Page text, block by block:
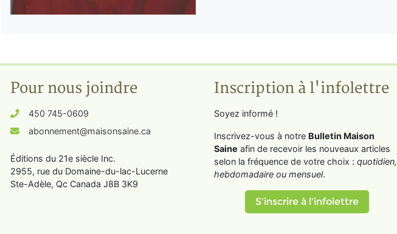
Pour nous joindre
450 745-0609
abonnement@maisonsaine.ca
Éditions du 21e siècle Inc.
2955, rue du Domaine-du-lac-Lucerne
Ste-Adèle, Qc Canada J8B 3K9
Inscription à l'infolettre
Soyez informé !
Inscrivez-vous à notre Bulletin Maison
Saine afin de recevoir les nouveaux articles
selon la fréquence de votre choix : quotidien,
hebdomadaire ou mensuel.
S'inscrire à l'infolettre